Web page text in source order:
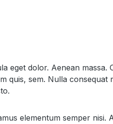
eget dolor. Aenean
sem. Nulla
elementum semper